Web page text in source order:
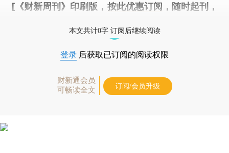
[《财新周刊》印刷版， 按此优惠订阅 ，随时起刊，
本文共计0字 订阅后继续阅读
登录 后获取已订阅的阅读权限
财新通会员
可畅读全文
订阅/会员升级